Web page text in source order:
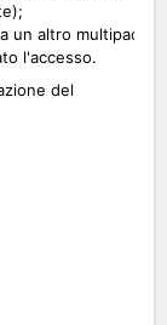
un altro multipack
l'accesso.
del